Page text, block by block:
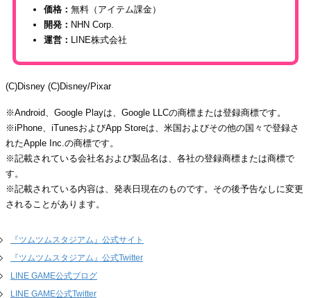
価格： 無料（アイテム課金）
開発： NHN Corp.
運営：
LINE株式会社
(C)Disney (C)Disney/Pixar
※Android、Google Playは、Google LLCの商標または登録商標です。
※iPhone、iTunesおよびApp Storeは、米国およびその他の国々で登録さ
れたApple Inc.の商標です。
※記載されている会社名および製品名は、各社の登録商標または商標で
す。
※記載されている内容は、発表日現在のものです。その後予告なしに変更
されることがあります。
『ツムツムスタジアム』公式サイト
『ツムツムスタジアム』公式Twitter
LINE GAME公式ブログ
LINE GAME公式Twitter